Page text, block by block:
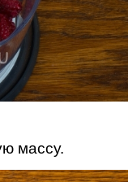
массу.